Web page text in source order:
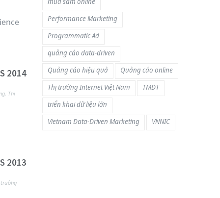
2014
, Thị
2013
Performance Marketing
Programmatic Ad
quảng cáo data-driven
Quảng cáo hiệu quả
Quảng cáo online
Thị trường Internet Việt Nam
TMĐT
triển khai dữ liệu lớn
Vietnam Data-Driven Marketing
VNNIC